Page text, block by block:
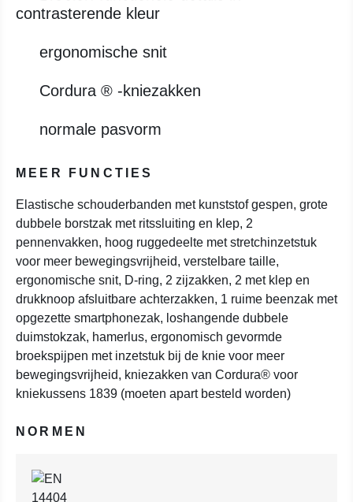
contrasterende kleur
ergonomische snit
Cordura ® -kniezakken
normale pasvorm
MEER FUNCTIES
Elastische schouderbanden met kunststof gespen, grote
dubbele borstzak met ritssluiting en klep, 2
pennenvakken, hoog ruggedeelte met stretchinzetstuk
voor meer bewegingsvrijheid, verstelbare taille,
ergonomische snit, D-ring, 2 zijzakken, 2 met klep en
drukknoop afsluitbare achterzakken, 1 ruime beenzak met
opgezette smartphonezak, loshangende dubbele
duimstokzak, hamerlus, ergonomisch gevormde
broekspijpen met inzetstuk bij de knie voor meer
bewegingsvrijheid, kniezakken van Cordura® voor
kniekussens 1839 (moeten apart besteld worden)
NORMEN